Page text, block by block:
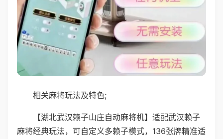
相关麻将玩法及特色;
【湖北武汉赖子山庄自动麻将机】适配武汉赖子
麻将经典玩法，可自定义多赖子模式，136张牌精准适